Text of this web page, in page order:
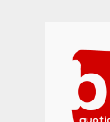
content